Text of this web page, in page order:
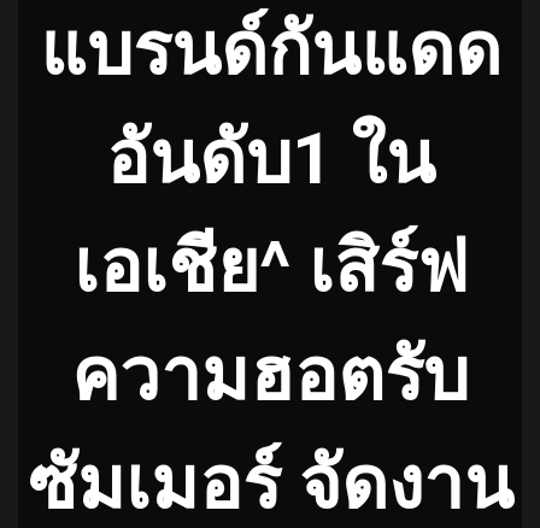
แบรนด์กันแดด
อันดับ1 ใน
เอเชีย^ เสิร์ฟ
ความฮอตรับ
ซัมเมอร์ จัดงาน